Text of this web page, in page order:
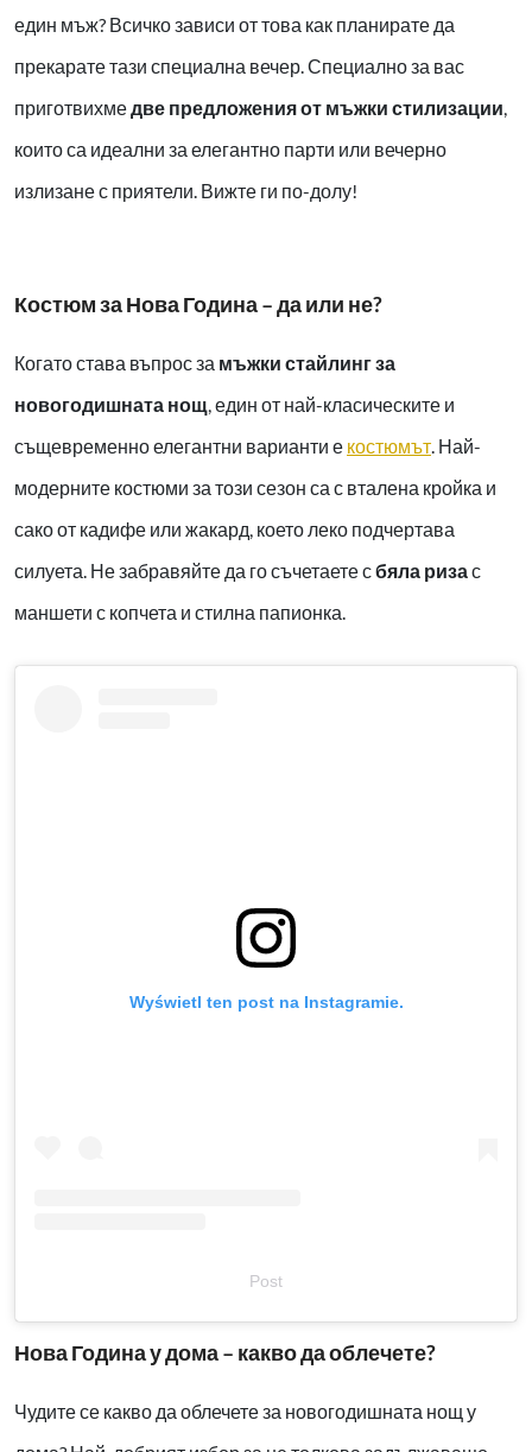
един мъж? Всичко зависи от това как планирате да
прекарате тази специална вечер. Специално за вас
приготвихме две предложения от мъжки стилизации
които са идеални за елегантно парти или вечерно
излизане с приятели. Вижте ги по-долу!
Костюм за Нова Година – да или не?
Когато става въпрос за мъжки стайлинг за
новогодишната нощ , един от най-класическите и
същевременно елегантни варианти е костюмът . Най-
модерните костюми за този сезон са с вталена кройка и
сако от кадифе или жакард, което леко подчертава
силуета. Не забравяйте да го съчетаете сбяла риза с
маншети с копчета и стилна папионка.
Wyświetl ten post na Instagramie.
Post
Нова Година у дома – какво да облечете?
Чудите се какво да облечете за новогодишната нощ у